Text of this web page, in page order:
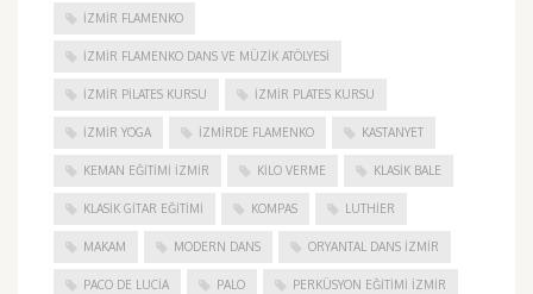
IZMIR FLAMENKO
İZMIR FLAMENKO DANS VE MÜZIK ATÖLYESI
İZMIR PILATES KURSU İZMIR PLATES KURSU
İZMIR YOGA IZMIRDE FLAMENKO KASTANYET
KEMAN EĞITIMI İZMIR KILO VERME KLASIK BALE
KLASIK GITAR EĞITIMI KOMPAS LUTHIER
MAKAM MODERN DANS ORYANTAL DANS İZMIR
PACO DE LUCIA PALO PERKÜSYON EĞITIMI İZMIR